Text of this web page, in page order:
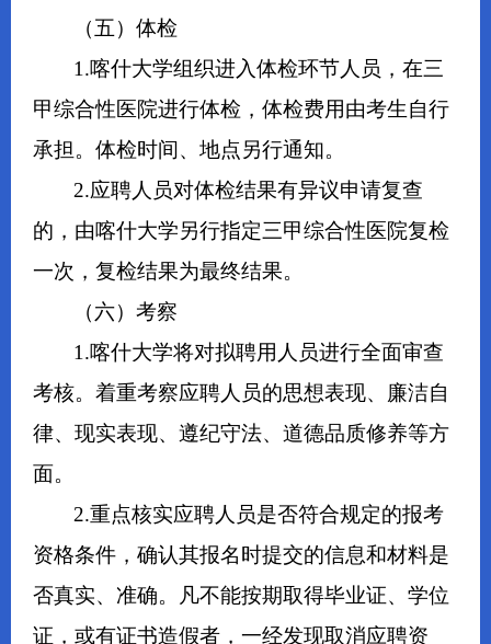
（五）体检
1.喀什大学组织进入体检环节人员，在三
甲综合性医院进行体检，体检费用由考生自行
承担。体检时间、地点另行通知。
2.应聘人员对体检结果有异议申请复查
的，由喀什大学另行指定三甲综合性医院复检
一次，复检结果为最终结果。
（六）考察
1.喀什大学将对拟聘用人员进行全面审查
考核。着重考察应聘人员的思想表现、廉洁自
律、现实表现、遵纪守法、道德品质修养等方
面。
2.重点核实应聘人员是否符合规定的报考
资格条件，确认其报名时提交的信息和材料是
否真实、准确。凡不能按期取得毕业证、学位
证，或有证书造假者，一经发现取消应聘资